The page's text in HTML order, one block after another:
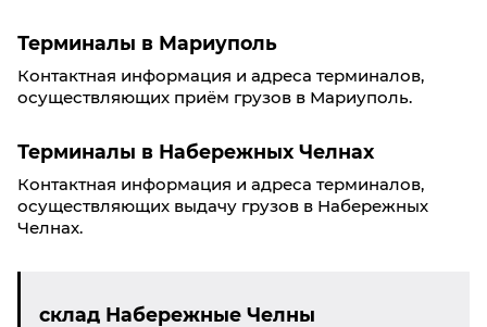
Терминалы в Мариуполь
Контактная информация и адреса терминалов,
осуществляющих приём грузов в Мариуполь.
Терминалы в Набережных Челнах
Контактная информация и адреса терминалов,
осуществляющих выдачу грузов в Набережных
Челнах.
склад Набережные Челны